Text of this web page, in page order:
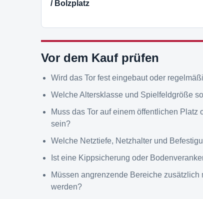
/ Bolzplatz
Vor dem Kauf prüfen
Wird das Tor fest eingebaut oder
Welche Altersklasse und Spielfeldgröße
Muss das Tor auf einem öffentlichen Platz
sein?
Welche Netztiefe, Netzhalter und
Ist eine Kippsicherung oder
Müssen angrenzende Bereiche
werden?